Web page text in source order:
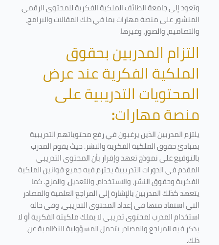
وتعود إلى جامعة الطائف الملكية الفكرية للمحتوى الرقمي
المنشور على منصة مهارات بما في ذلك المقالات والبرامج،
والتصاميم، والصور، وغيرها.
التزام المدربين بحقوق
الملكية الفكرية عند عرض
المحتويات التدريبية على
منصة مهارات:
يلتزم المدربين الذين يرغبون في رفع محتوياتهم التدريبية
بمبادئ حقوق الملكية الفكرية والنشر. حيث يقوم المدرب
بالتوقيع على نموذج تعهد وإقرار بأن المحتوى التدريبي
المقدم في الدورات التدريبية يحترم فيه جميع قوانين الملكية
الفكرية وحقوق النشر، والاستخدام، والتعديل، والمزج. كما
يتعهد كذلك المدربين بالإشارة إلى المراجع العلمية والمصادر
التي استفاد منها في إعداد المحتوى التدريبي، وفي حالة
استخدام المدرب لمحتوى تدريبي لا يملك ملكيته الفكرية أو لا
يذكر فيه المراجع والمصادر يتحمل المسؤولية النظامية عن
ذلك.